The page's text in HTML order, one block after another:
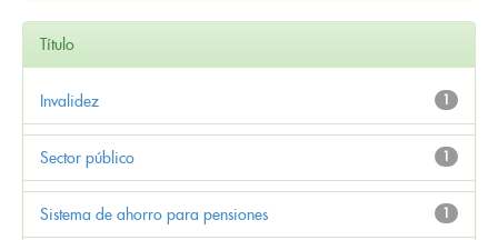
Título
1
Invalidez
1
Sector público
1
Sistema de ahorro para pensiones